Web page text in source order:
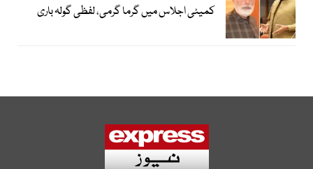
کمیٹی اجلاس میں گرما گرمی، لفظی گولہ باری